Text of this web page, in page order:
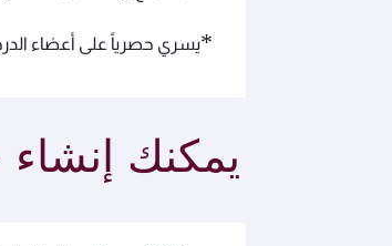
*يسري حصرياً على أعضاء
يمكنك